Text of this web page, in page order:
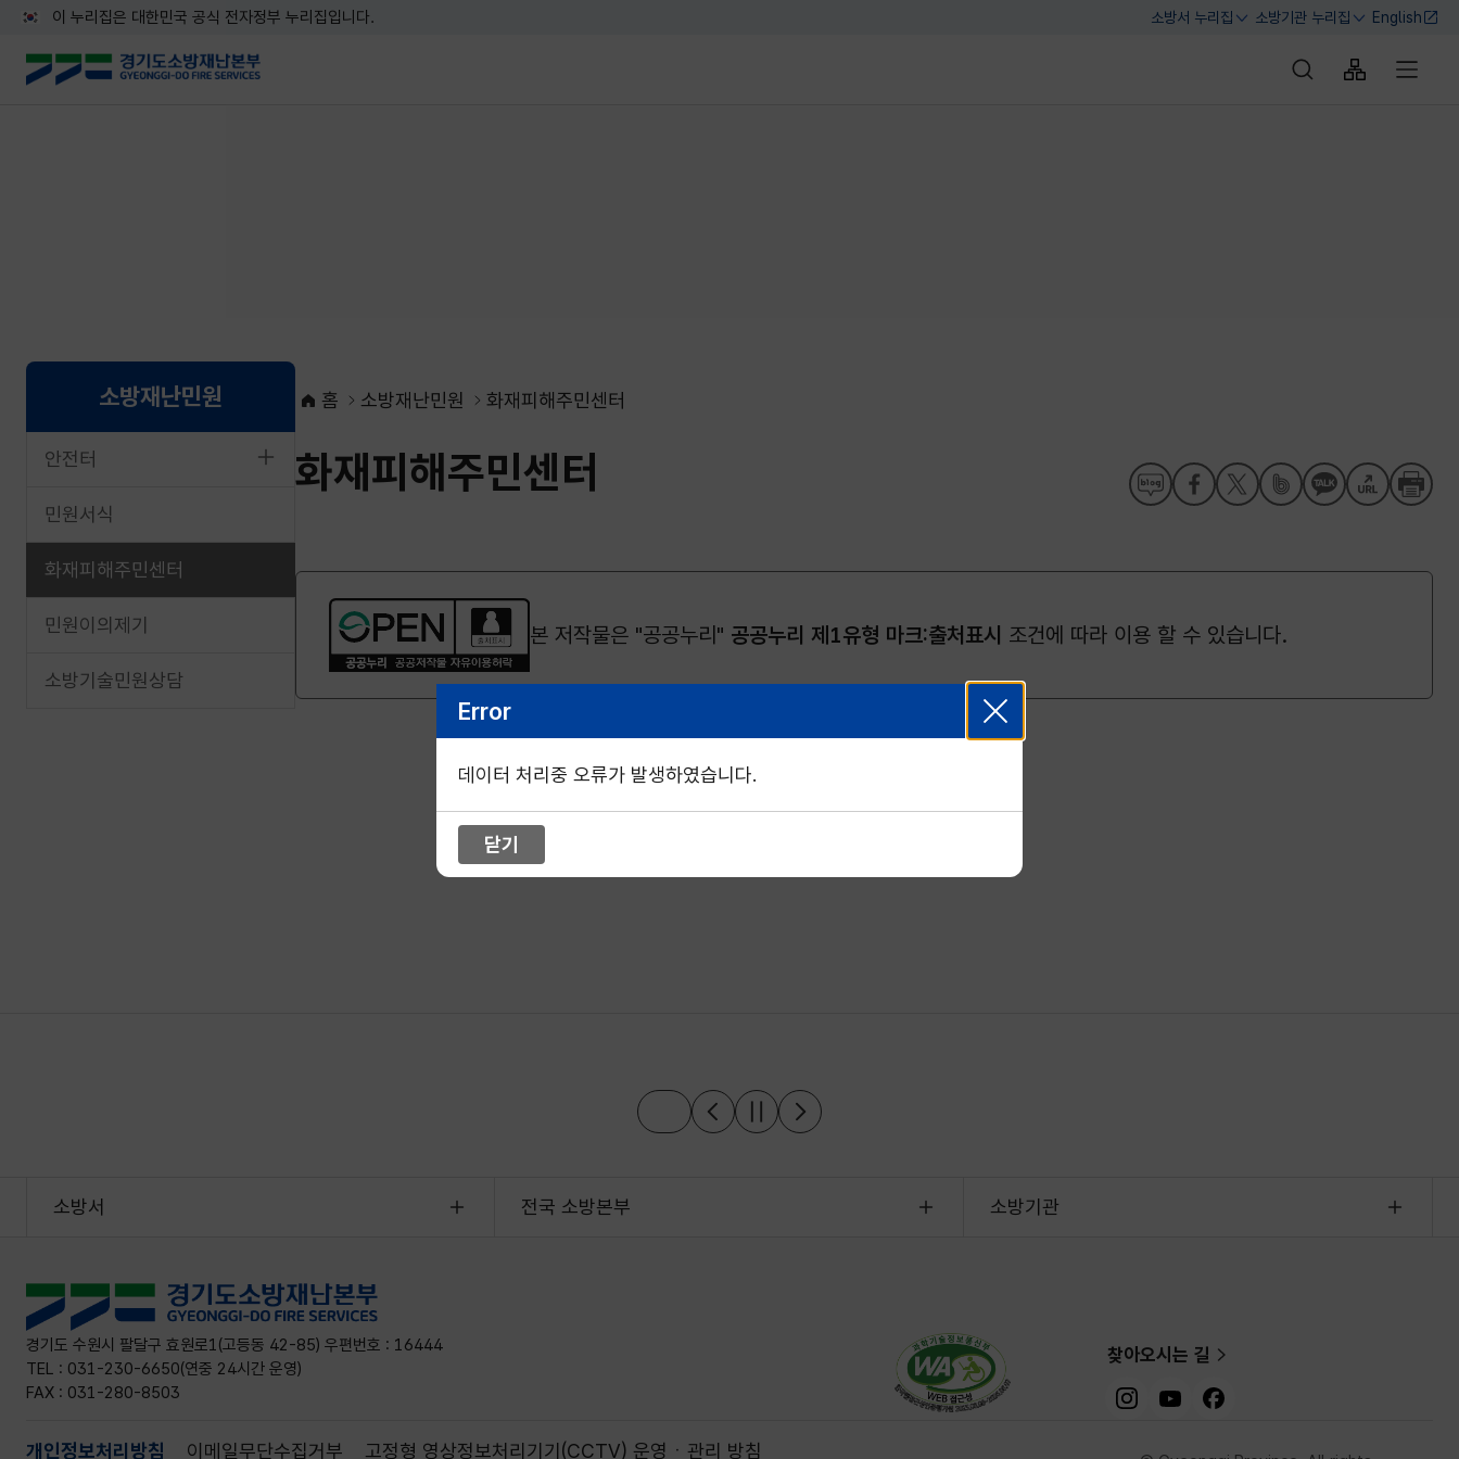
이 누리집은 대한민국 공식 전자정부 누리집입니다. 소방서 누리집
열기
소방기관 누리집
열기
English
통합검색 바로가기
사이트맵 바
전체메
소방재난민원
안전터
민원서식
화재피해주민센터
민원이의제기
소방기술민원상담
홈 소방재난민원 화재피해주민센터
화재피해주민센터
네이버밴드로 공유하기
카카오톡으로 공유하기
URL복사하기
인쇄하기
본 저작물은 "공공누리" 공공누리 제1유형 마크:출처표시 조건에 따라 이용 할 수 있습니다.
소방서 전국 소방본부 소방기관
경기도 수원시 팔달구 효원로1(고등동 42-85) 우편번호 : 16444
TEL : 031-230-6650(연중 24시간 운영)
FAX : 031-280-8503
찾아오시는 길
인스타그램
유튜브 페이스북
개인정보처리방침 이메일무단수집거부 고정형 영상정보처리기기(CCTV) 운영ㆍ관리 방침
Error
데이터 처리중 오류가 발생하였습니다.
닫기